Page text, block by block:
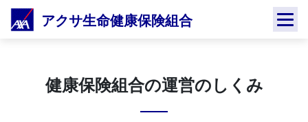
Skip
アクサ生命健康保険組合
健康保険組合の運営のしくみ